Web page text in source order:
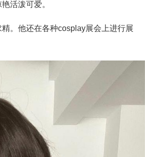
活泼可爱。
。他还在各种cosplay展会上进行展